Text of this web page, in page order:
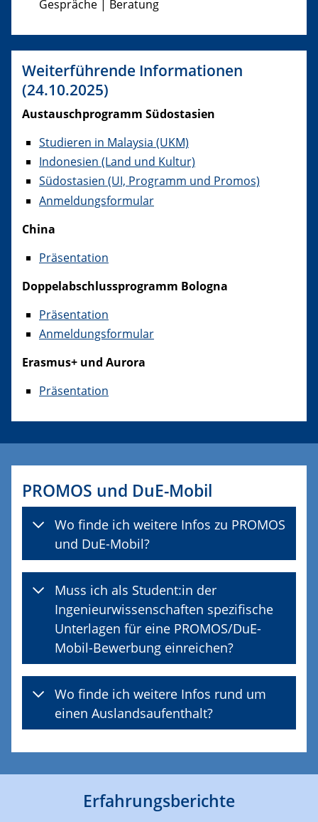
Gespräche | Beratung
Weiterführende Informationen
(24.10.2025)
Austauschprogramm Südostasien
Studieren in Malaysia (UKM)
Indonesien (Land und Kultur)
Südostasien (UI, Programm und Promos)
Anmeldungsformular
China
Präsentation
Doppelabschlussprogramm Bologna
Präsentation
Anmeldungsformular
Erasmus+ und Aurora
Präsentation
PROMOS und DuE-Mobil
Wo finde ich weitere Infos zu PROMOS
und DuE-Mobil?
Muss ich als Student:in der
Ingenieurwissenschaften spezifische
Unterlagen für eine PROMOS/DuE-
Mobil-Bewerbung einreichen?
Wo finde ich weitere Infos rund um
einen Auslandsaufenthalt?
Erfahrungsberichte